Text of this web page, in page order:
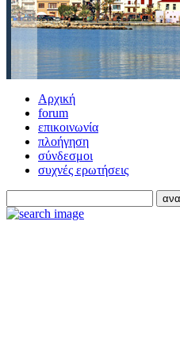
Αρχική
forum
επικοινωνία
πλοήγηση
σύνδεσμοι
συχνές ερωτήσεις